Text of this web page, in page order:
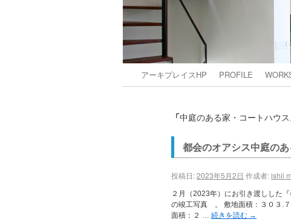
アーキプレイスHP PROFILE
「中庭のある家・コートハウス
都会のオアシス中庭の
投稿日:2023年5月2日 作成者:ishii
２月（2023年）にお引き渡しした
の竣工写真 。 敷地面積：３０
面積：２ … 続きを読む →